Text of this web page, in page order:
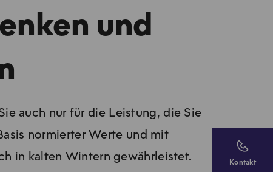
etwa ein Sanitär- und
benötigt, damit die Räume
die Auslegungstemperaturen
und −11 °C in milderen
und
auch nur für die Leistung, die Sie
normierter Werte und mit
in kalten Wintern gewährleistet.
Kontakt